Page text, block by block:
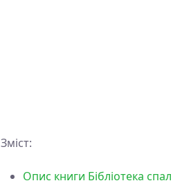
Зміст:
Опис книги Бібліотека